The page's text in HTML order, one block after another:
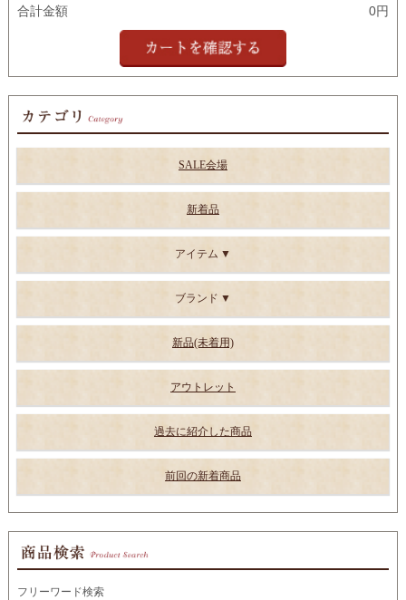
合計金額
0円
SALE会場
新着品
アイテム
ブランド
新品(未着用)
アウトレット
過去に紹介した商品
前回の新着商品
フリーワード検索